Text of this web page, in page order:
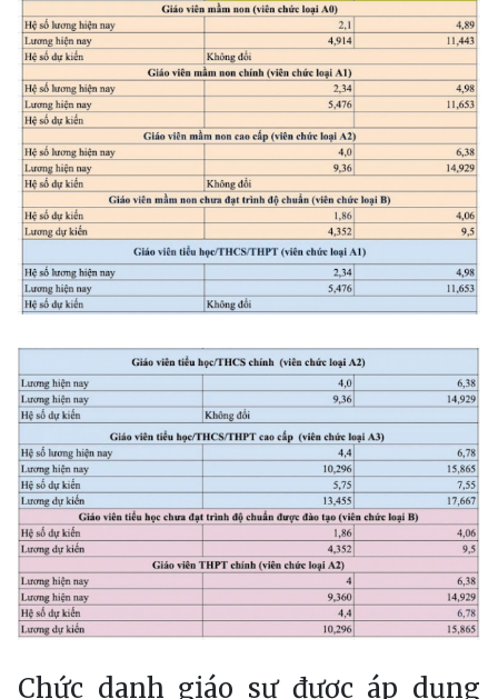
Chức danh giáo sư được áp dụng